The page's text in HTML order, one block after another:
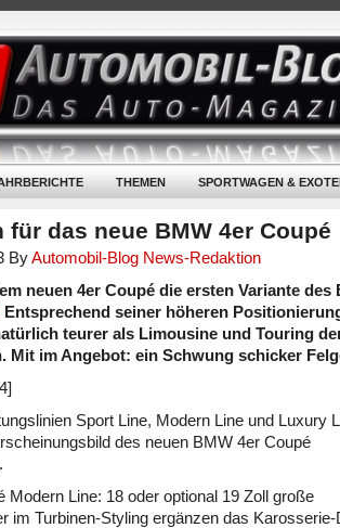
THEMEN SPORTWAGEN &
für das neue BMW 4er Coupé
ByAutomobil-Blog News-Redaktion
neuen 4er Coupé die ersten Variante des
Entsprechend seiner höheren
teurer als Limousine und Touring
Mit im Angebot: ein Schwung schicker
Sport Line, Modern Line und Luxury
des neuen BMW 4er Coupé
Modern Line: 18 oder optional 19 Zoll große
im Turbinen-Styling ergänzen das